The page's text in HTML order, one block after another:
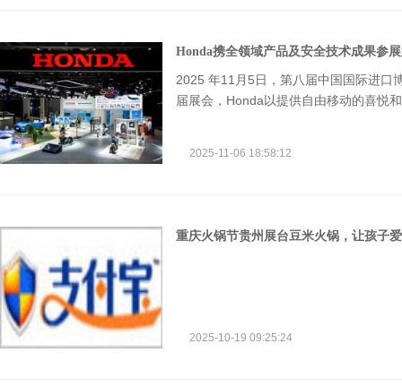
Honda携全领域产品及安全技术成果参
2025 年11月5日，第八届中国国际进口
届展会，Honda以提供自由移动的喜悦
2025-11-06 18:58:12
重庆火锅节贵州展台豆米火锅，让孩子
2025-10-19 09:25:24